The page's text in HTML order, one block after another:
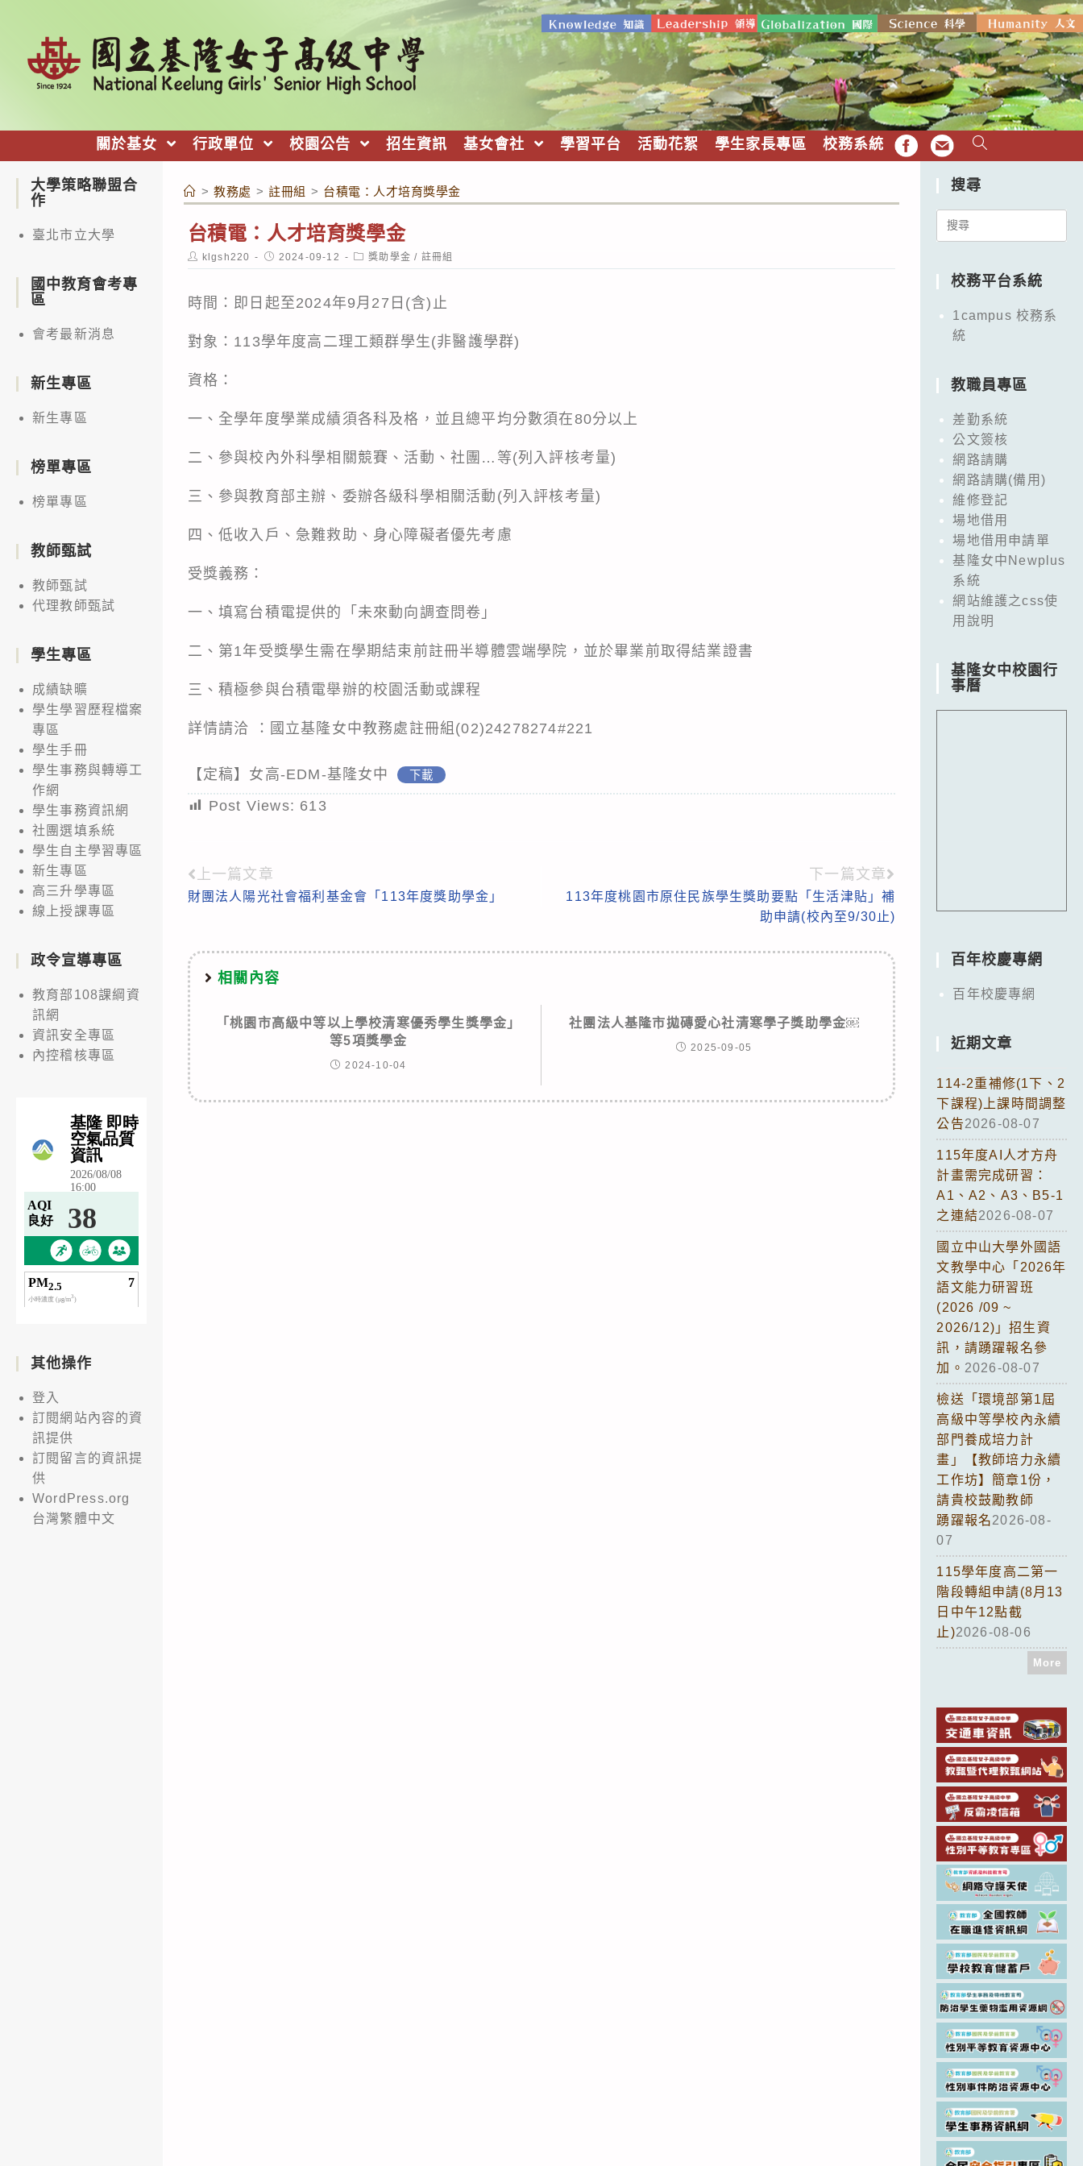
關於基女 行政單位 校園公告 招生資訊 基女會社 學習平台 活動花絮 學生家長專區 校務系統 FB EMAIL
> 教務處 > 註冊組 > 台積電：人才培育獎學金
台積電：人才培育獎學金
Post
author:
klgsh220
Post
published:
2024-09-12
Post
category:
獎助學金 / 註冊組
時間：即日起至2024年9月27日(含)止
對象：113學年度高二理工類群學生(非醫護學群)
資格：
一、全學年度學業成績須各科及格，並且總平均分數須在80分以上
二、參與校內外科學相關競賽、活動、社團…等(列入評核考量)
三、參與教育部主辦、委辦各級科學相關活動(列入評核考量)
四、低收入戶、急難救助、身心障礙者優先考慮
受獎義務：
一、填寫台積電提供的「未來動向調查問卷」
二、第1年受獎學生需在學期結束前註冊半導體雲端學院，並於畢業前取得結業證書
三、積極參與台積電舉辦的校園活動或課程
詳情請洽 ：國立基隆女中教務處註冊組(02)24278274#221
【定稿】女高-EDM-基隆女中 下載
Post Views: 613
Read
more
上一篇文章
財團法人陽光社會福利基金會「113年度獎助學金」
下一篇文章
113年度桃園市原住民族學生獎助要點「生活津貼」補
助申請(校內至9/30止)
相關內容
「桃園市高級中等以上學校清寒優秀學生獎學金」
等5項獎學金
2024-10-04
社團法人基隆市拋磚愛心社清寒學子獎助學金￼
2025-09-05
大學策略聯盟合
作
臺北市立大學
國中教育會考專
區
會考最新消息
新生專區
新生專區
榜單專區
榜單專區
教師甄試
教師甄試
代理教師甄試
學生專區
成績缺曠
學生學習歷程檔案
專區
學生手冊
學生事務與轉導工
作網
學生事務資訊網
社團選填系統
學生自主學習專區
新生專區
高三升學專區
線上授課專區
政令宣導專區
教育部108課綱資
訊網
資訊安全專區
內控稽核專區
其他操作
登入
訂閱網站內容的資
訊提供
訂閱留言的資訊提
供
WordPress.org
台灣繁體中文
搜尋
Search
校務平台系統
1campus 校務系
統
教職員專區
差勤系統
公文簽核
網路請購
網路請購(備用)
維修登記
場地借用
場地借用申請單
基隆女中Newplus
系統
網站維護之css使
用說明
基隆女中校園行
事曆
百年校慶專網
百年校慶專網
近期文章
114-2重補修(1下、2
下課程)上課時間調整
公告2026-08-07
115年度AI人才方舟
計畫需完成研習：
A1、A2、A3、B5-1
之連結2026-08-07
國立中山大學外國語
文教學中心「2026年
語文能力研習班
(2026 /09 ~
2026/12)」招生資
訊，請踴躍報名參
加。 2026-08-07
檢送「環境部第1屆
高級中等學校內永續
部門養成培力計
畫」【教師培力永續
工作坊】簡章1份，
請貴校鼓勵教師
踴躍報名2026-08-
07
115學年度高二第一
階段轉組申請(8月13
日中午12點截
止)2026-08-06
More